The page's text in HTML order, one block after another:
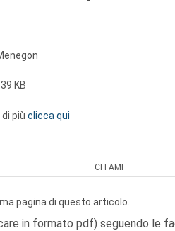
KB
più clicca qui
CITAMI
pagina di questo articolo.
in formato pdf) seguendo le